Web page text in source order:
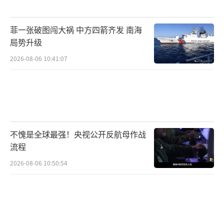
菲一张破图闯大祸 中方四箭齐发 南海
局势升级
2026-08-06 10:41:07
不愧是全球最强！央视公开反航母作战
流程
2026-08-06 10:50:54